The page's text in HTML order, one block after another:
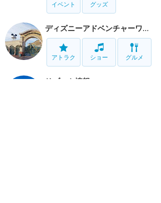
イベント グッズ
ディズニーアドベンチャーワールド
アトラク ショー グルメ
リゾート情報